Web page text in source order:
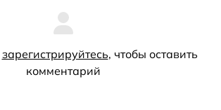
зарегистрируйтесь, чтобы оставить
комментарий